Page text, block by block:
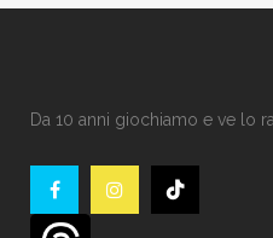
Da 10 anni giochiamo e ve lo